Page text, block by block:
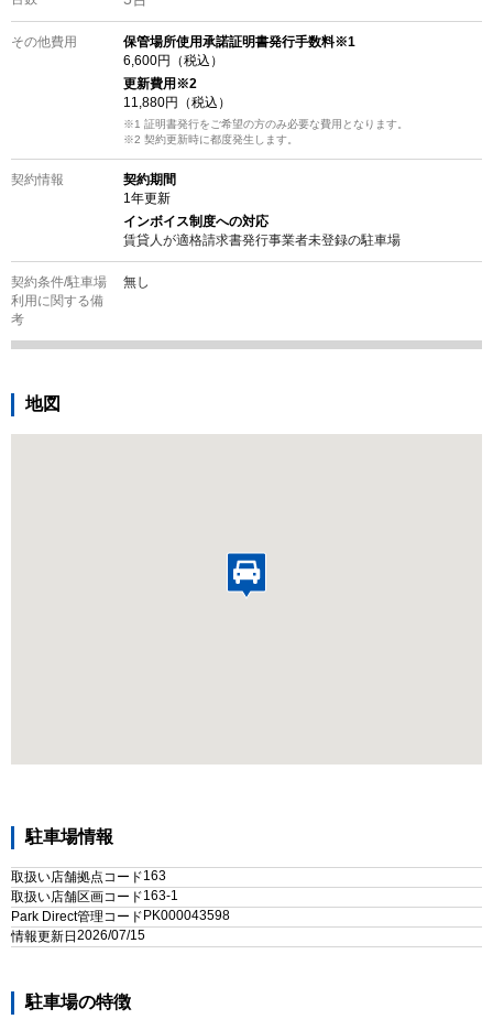
その他費用
保管場所使用承諾証明書発行手数料※1
6,600円（税込）
更新費用 ※2
11,880円（税込）
※1 証明書発行をご希望の方のみ必要な費用となります。
※2 契約更新時に都度発生します。
契約情報
契約期間
1年更新
インボイス制度への対応
賃貸人が適格請求書発行事業者未登録の駐車場
契約条件/駐車場
利用に関する備
考
無し
地図
駐車場情報
取扱い店舗拠点コード163
取扱い店舗区画コード163-1
Park Direct管理コード PK000043598
情報更新日 2026/07/15
駐車場の特徴